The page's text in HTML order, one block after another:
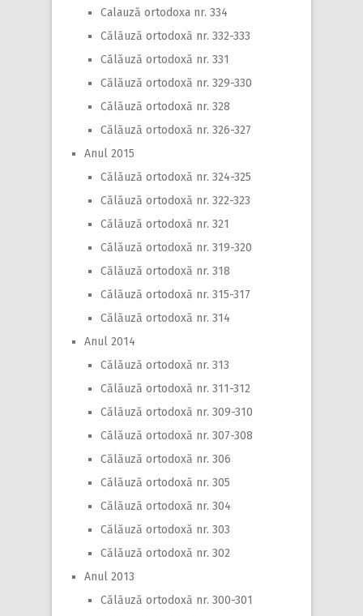
Calauză ortodoxa nr. 334
Călăuză ortodoxă nr. 332-333
Călăuză ortodoxă nr. 331
Călăuză ortodoxă nr. 329-330
Călăuză ortodoxă nr. 328
Călăuză ortodoxă nr. 326-327
Anul 2015
Călăuză ortodoxă nr. 324-325
Călăuză ortodoxă nr. 322-323
Călăuză ortodoxă nr. 321
Călăuză ortodoxă nr. 319-320
Călăuză ortodoxă nr. 318
Călăuză ortodoxă nr. 315-317
Călăuză ortodoxă nr. 314
Anul 2014
Călăuză ortodoxă nr. 313
Călăuză ortodoxă nr. 311-312
Călăuză ortodoxă nr. 309-310
Călăuză ortodoxă nr. 307-308
Călăuză ortodoxă nr. 306
Călăuză ortodoxă nr. 305
Călăuză ortodoxă nr. 304
Călăuză ortodoxă nr. 303
Călăuză ortodoxă nr. 302
Anul 2013
Călăuză ortodoxă nr. 300-301